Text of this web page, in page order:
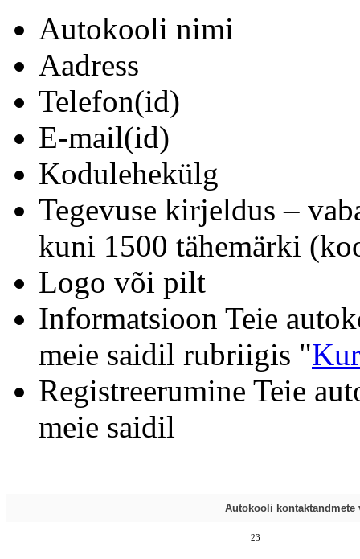
Autokooli nimi
Aadress
Telefon(id)
E-mail(id)
Kodulehekülg
Tegevuse kirjeldus –
kuni 1500 tähemärki
Logo või pilt
Informatsioon Teie
meie saidil rubriigis "
Registreerumine Teie
meie saidil
Autokooli
23